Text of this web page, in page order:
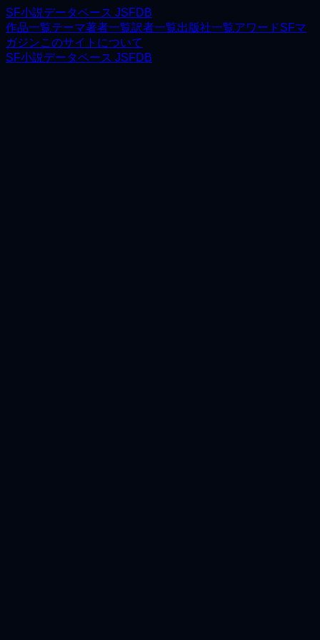
SF小説データベース JSFDB
作品一覧テーマ著者一覧訳者一覧出版社一覧アワードSFマ
ガジンこのサイトについて
SF小説データベース JSFDB